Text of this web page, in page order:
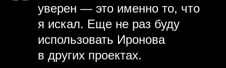
уверен — это именно то, что
я искал. Еще не раз буду
использовать Иронова
в других проектах.